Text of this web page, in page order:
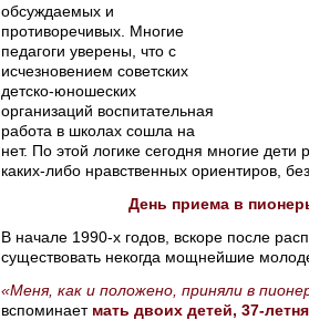
обсуждаемых и
противоречивых. Многие
педагоги уверены, что с
исчезновением советских
детско-юношеских
организаций воспитательная
работа в школах сошла на
нет. По этой логике сегодня многие
каких-либо нравственных ориентиров,
День приема в
В начале 1990-х годов, вскоре после
существовать некогда мощнейшие
«Меня, как и положено, приняли в
вспоминает мать двоих детей, 37-